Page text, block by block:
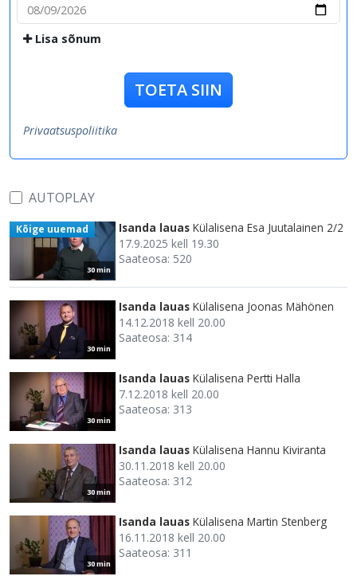
Lisa sõnum
TOETA SIIN
Privaatsuspoliitika
AUTOPLAY
30 min
Kõige uuemad Isanda lauas Külalisena Esa Juutalainen 2/2
17.9.2025 kell 19.30
Saateosa: 520
30 min
Isanda lauas Külalisena Joonas Mähönen
14.12.2018 kell 20.00
Saateosa: 314
30 min
Isanda lauas Külalisena Pertti Halla
7.12.2018 kell 20.00
Saateosa: 313
30 min
Isanda lauas Külalisena Hannu Kiviranta
30.11.2018 kell 20.00
Saateosa: 312
30 min
Isanda lauas Külalisena Martin Stenberg
16.11.2018 kell 20.00
Saateosa: 311